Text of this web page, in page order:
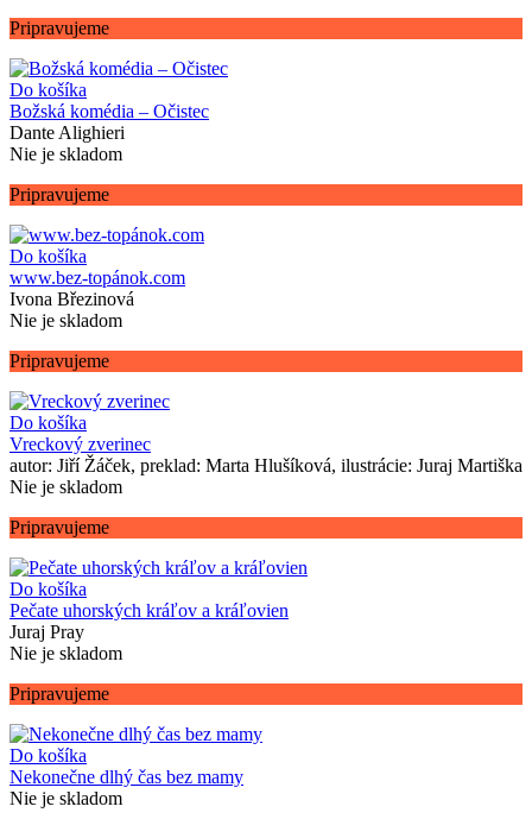
Pripravujeme
Do košíka
Božská komédia – Očistec
Dante Alighieri
Nie je skladom
Pripravujeme
Do košíka
www.bez-topánok.com
Ivona Březinová
Nie je skladom
Pripravujeme
Do košíka
Vreckový zverinec
autor: Jiří Žáček, preklad: Marta Hlušíková, ilustrácie: Juraj Martiška
Nie je skladom
Pripravujeme
Do košíka
Pečate uhorských kráľov a kráľovien
Juraj Pray
Nie je skladom
Pripravujeme
Do košíka
Nekonečne dlhý čas bez mamy
Nie je skladom